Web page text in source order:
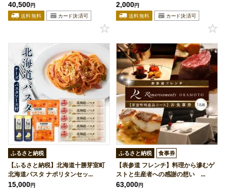
40,500円 2,000円
ふるさと納税
【ふるさと納税】北海道十勝芽室町
北海道パスタ ナポリタンセッ...
15,000円
ふるさと納税 食事券
【表参道 フレンチ】料理から滲むゲ
ストと生産者への感謝の想い ...
63,000円